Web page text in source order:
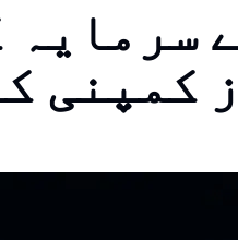
کمپنی